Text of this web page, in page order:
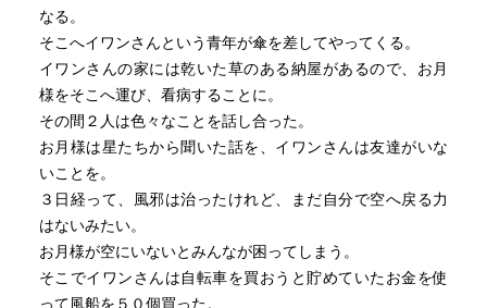
なる。
そこへイワンさんという青年が傘を差してやってくる。
イワンさんの家には乾いた草のある納屋があるので、お月
様をそこへ運び、看病することに。
その間２人は色々なことを話し合った。
お月様は星たちから聞いた話を、イワンさんは友達がいな
いことを。
３日経って、風邪は治ったけれど、まだ自分で空へ戻る力
はないみたい。
お月様が空にいないとみんなが困ってしまう。
そこでイワンさんは自転車を買おうと貯めていたお金を使
って風船を５０個買った。